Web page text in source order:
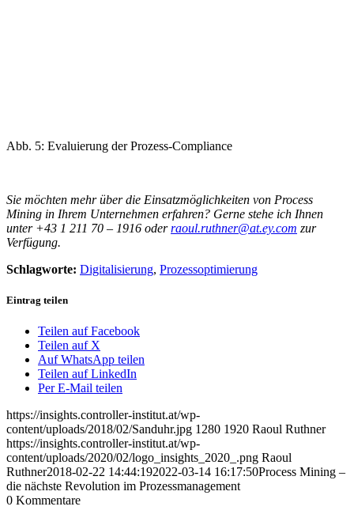
Abb. 5: Evaluierung der Prozess-Compliance
Sie möchten mehr über die Einsatzmöglichkeiten von Process
Mining in Ihrem Unternehmen erfahren? Gerne stehe ich Ihnen
unter +43 1 211 70 – 1916 oderraoul.ruthner@at.ey.com zur
Verfügung.
Schlagworte: Digitalisierung, Prozessoptimierung
Eintrag teilen
Teilen auf Facebook
Teilen auf X
Auf WhatsApp teilen
Teilen auf LinkedIn
Per E-Mail teilen
https://insights.controller-institut.at/wp-
content/uploads/2018/02/Sanduhr.jpg 1280 1920 Raoul Ruthner
https://insights.controller-institut.at/wp-
content/uploads/2020/02/logo_insights_2020_.png Raoul
Ruthner2018-02-22 14:44:192022-03-14 16:17:50Process Mining –
die nächste Revolution im Prozessmanagement
0 Kommentare